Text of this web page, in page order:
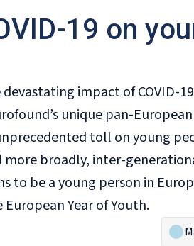
19 on
impact of COVID-
unique pan-European
toll on young
broadly, inter-
to be a young person in
Year of Youth.